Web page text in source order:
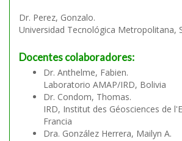
Dr. Perez, Gonzalo.
Universidad Tecnológica Metropolitana,
Docentes colaboradores:
Dr. Anthelme, Fabien.
Laboratorio AMAP/IRD, Bolivia
Dr. Condom, Thomas.
IRD, Institut des Géosciences de
Francia
Dra. González Herrera, Mailyn A.